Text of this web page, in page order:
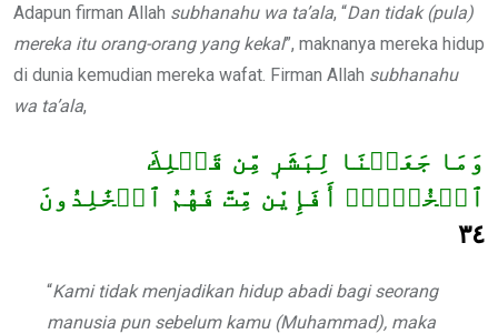
Adapun firman Allah subhanahu wa ta’ala, “Dan tidak (pula)
mereka itu orang-orang yang kekal”, maknanya mereka hidup
di dunia kemudian mereka wafat. Firman Allah subhanahu
wa ta’ala,
وَمَا جَعَلۡنَا لِبَشَرٖ مِّن قَبۡلِكَ
ٱلۡخُلۡدَۖ أَفَإِيْن مِّتَّ فَهُمُ ٱلۡخَٰلِدُونَ
٣٤
“Kami tidak menjadikan hidup abadi bagi seorang
manusia pun sebelum kamu (Muhammad), maka